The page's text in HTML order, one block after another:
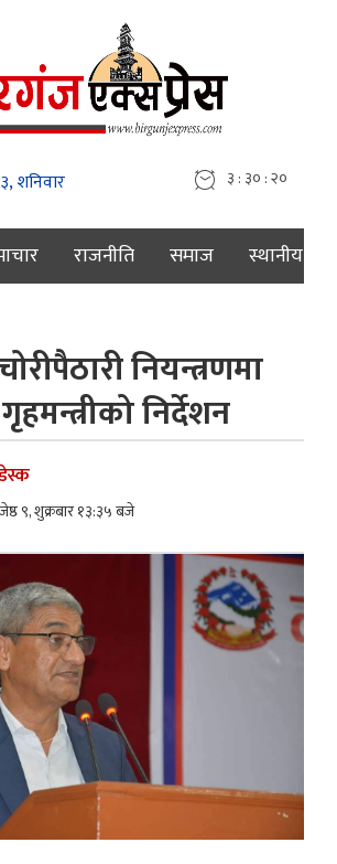
३ : ३० : २१
राजनीति समाज स्थानीय
नियन्त्रणमा
निर्देशन
९, शुक्रबार १३:३५ बजे